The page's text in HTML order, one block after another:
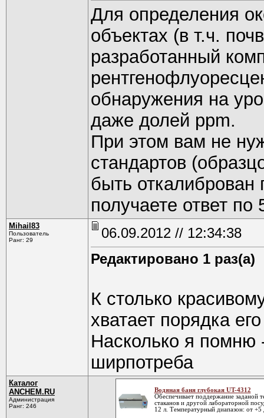
Для определения
объектах (в т.ч.
разработанный
обнаружения на
даже долей ppm.
При этом вам не
стандартов
быть
получаете ответ по
Mihail83
Пользователь
Ранг: 29
06.09.2012 // 12:34:38
Редактировано 1 раз(а)
К столько
хватает порядка
Насколько я помню
ширпотреба
Каталог
ANCHEM.RU
Администрация
Ранг: 246
Водяная баня глубокая UT-4312
Обеспечивает поддержание заданой
стаканов и другой лабораторной
12 л. Температурный диапазон: от +5